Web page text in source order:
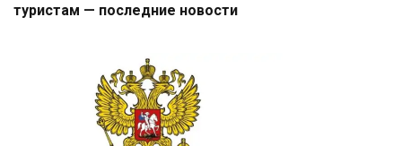
туристам — последние новости